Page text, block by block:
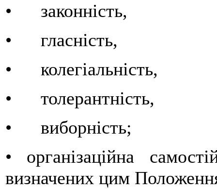
• законність,
• гласність,
• колегіальність,
• толерантність,
• виборність;
• організаційна
визначених цим